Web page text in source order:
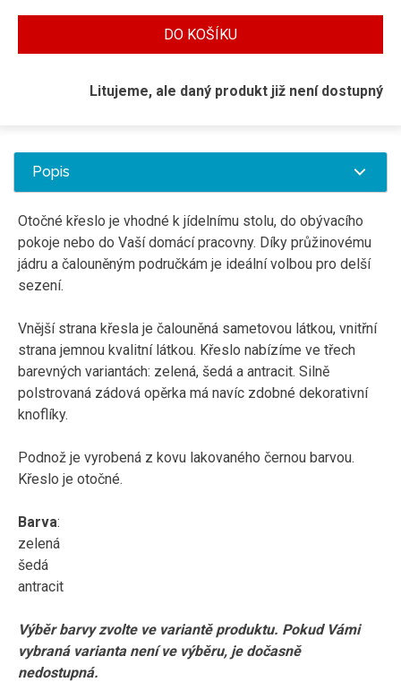
DO KOŠÍKU
Litujeme, ale daný produkt již není dostupný
Popis
Otočné křeslo je vhodné k jídelnímu stolu, do obývacího
pokoje nebo do Vaší domácí pracovny. Díky průžinovému
jádru a čalouněným područkám je ideální volbou pro delší
sezení.
Vnější strana křesla je čalouněná sametovou látkou, vnitřní
strana jemnou kvalitní látkou. Křeslo nabízíme ve třech
barevných variantách: zelená, šedá a antracit. Silně
polstrovaná zádová opěrka má navíc zdobné dekorativní
knoflíky.
Podnož je vyrobená z kovu lakovaného černou barvou.
Křeslo je otočné.
Barva:
zelená
šedá
antracit
Výběr barvy zvolte ve variantě produktu. Pokud Vámi
vybraná varianta není ve výběru, je dočasně
nedostupná.